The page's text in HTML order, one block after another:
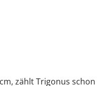
zählt Trigonus schon